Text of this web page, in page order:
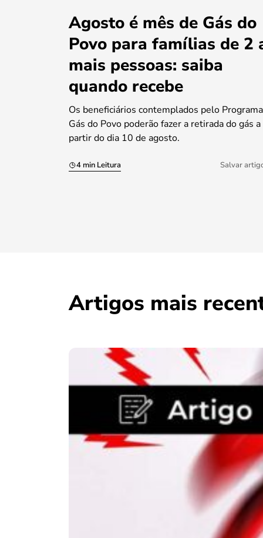
Agosto é mês de Gás do
Povo para famílias de 2
mais pessoas: saiba
quando recebe
Os beneficiários contemplados pelo Programa
Gás do Povo poderão fazer a retirada do gás a
partir do dia 10 de agosto.
4 min Leitura Salvar
Artigos mais